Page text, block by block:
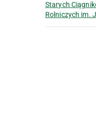
Starych
Rolniczych im.